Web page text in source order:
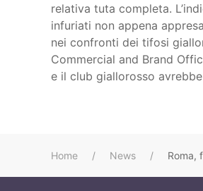
relativa tuta completa.
infuriati non appena
nei confronti dei tifosi
Commercial and Brand
e il club giallorosso
Home News Roma,